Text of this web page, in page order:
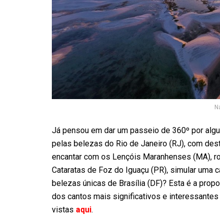
Já pensou em dar um passeio de 360º por
pelas belezas do Rio de Janeiro (RJ), com
encantar com os Lençóis Maranhenses (MA),
Cataratas de Foz do Iguaçu (PR), simular uma
belezas únicas de Brasília (DF)? Esta é a
dos cantos mais significativos e
vistas aqui.